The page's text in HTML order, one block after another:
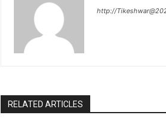
http://
RELATED ARTICLES